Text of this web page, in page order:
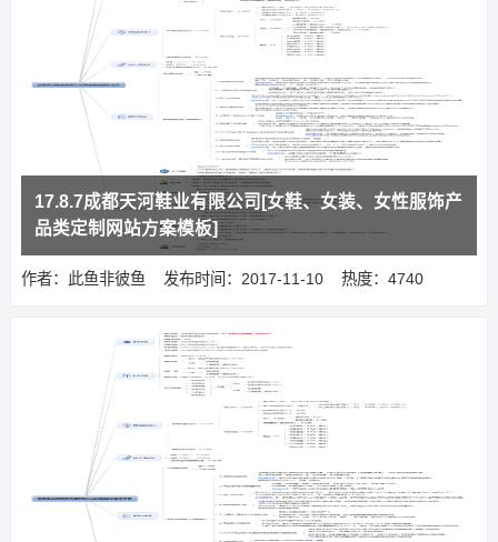
17.8.7成都天河鞋业有限公司[女鞋、女装、女性服饰产
品类定制网站方案模板]
作者：此鱼非彼鱼 发布时间：2017-11-10 热度：4740